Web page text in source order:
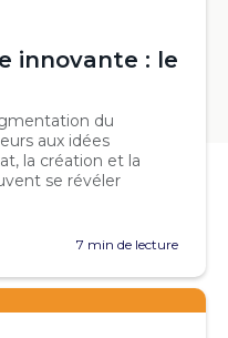
innovante : le
du
aux idées
la création et la
se révéler
7 min de lecture